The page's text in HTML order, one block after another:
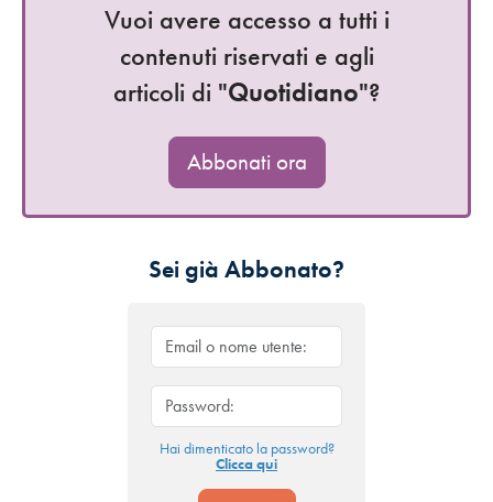
Vuoi avere accesso a tutti i
contenuti riservati e agli
articoli di "Quotidiano"?
Abbonati ora
Sei già Abbonato?
Hai dimenticato la password?
Clicca qui